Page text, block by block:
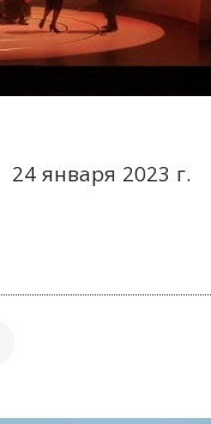
24 января 2023 г.